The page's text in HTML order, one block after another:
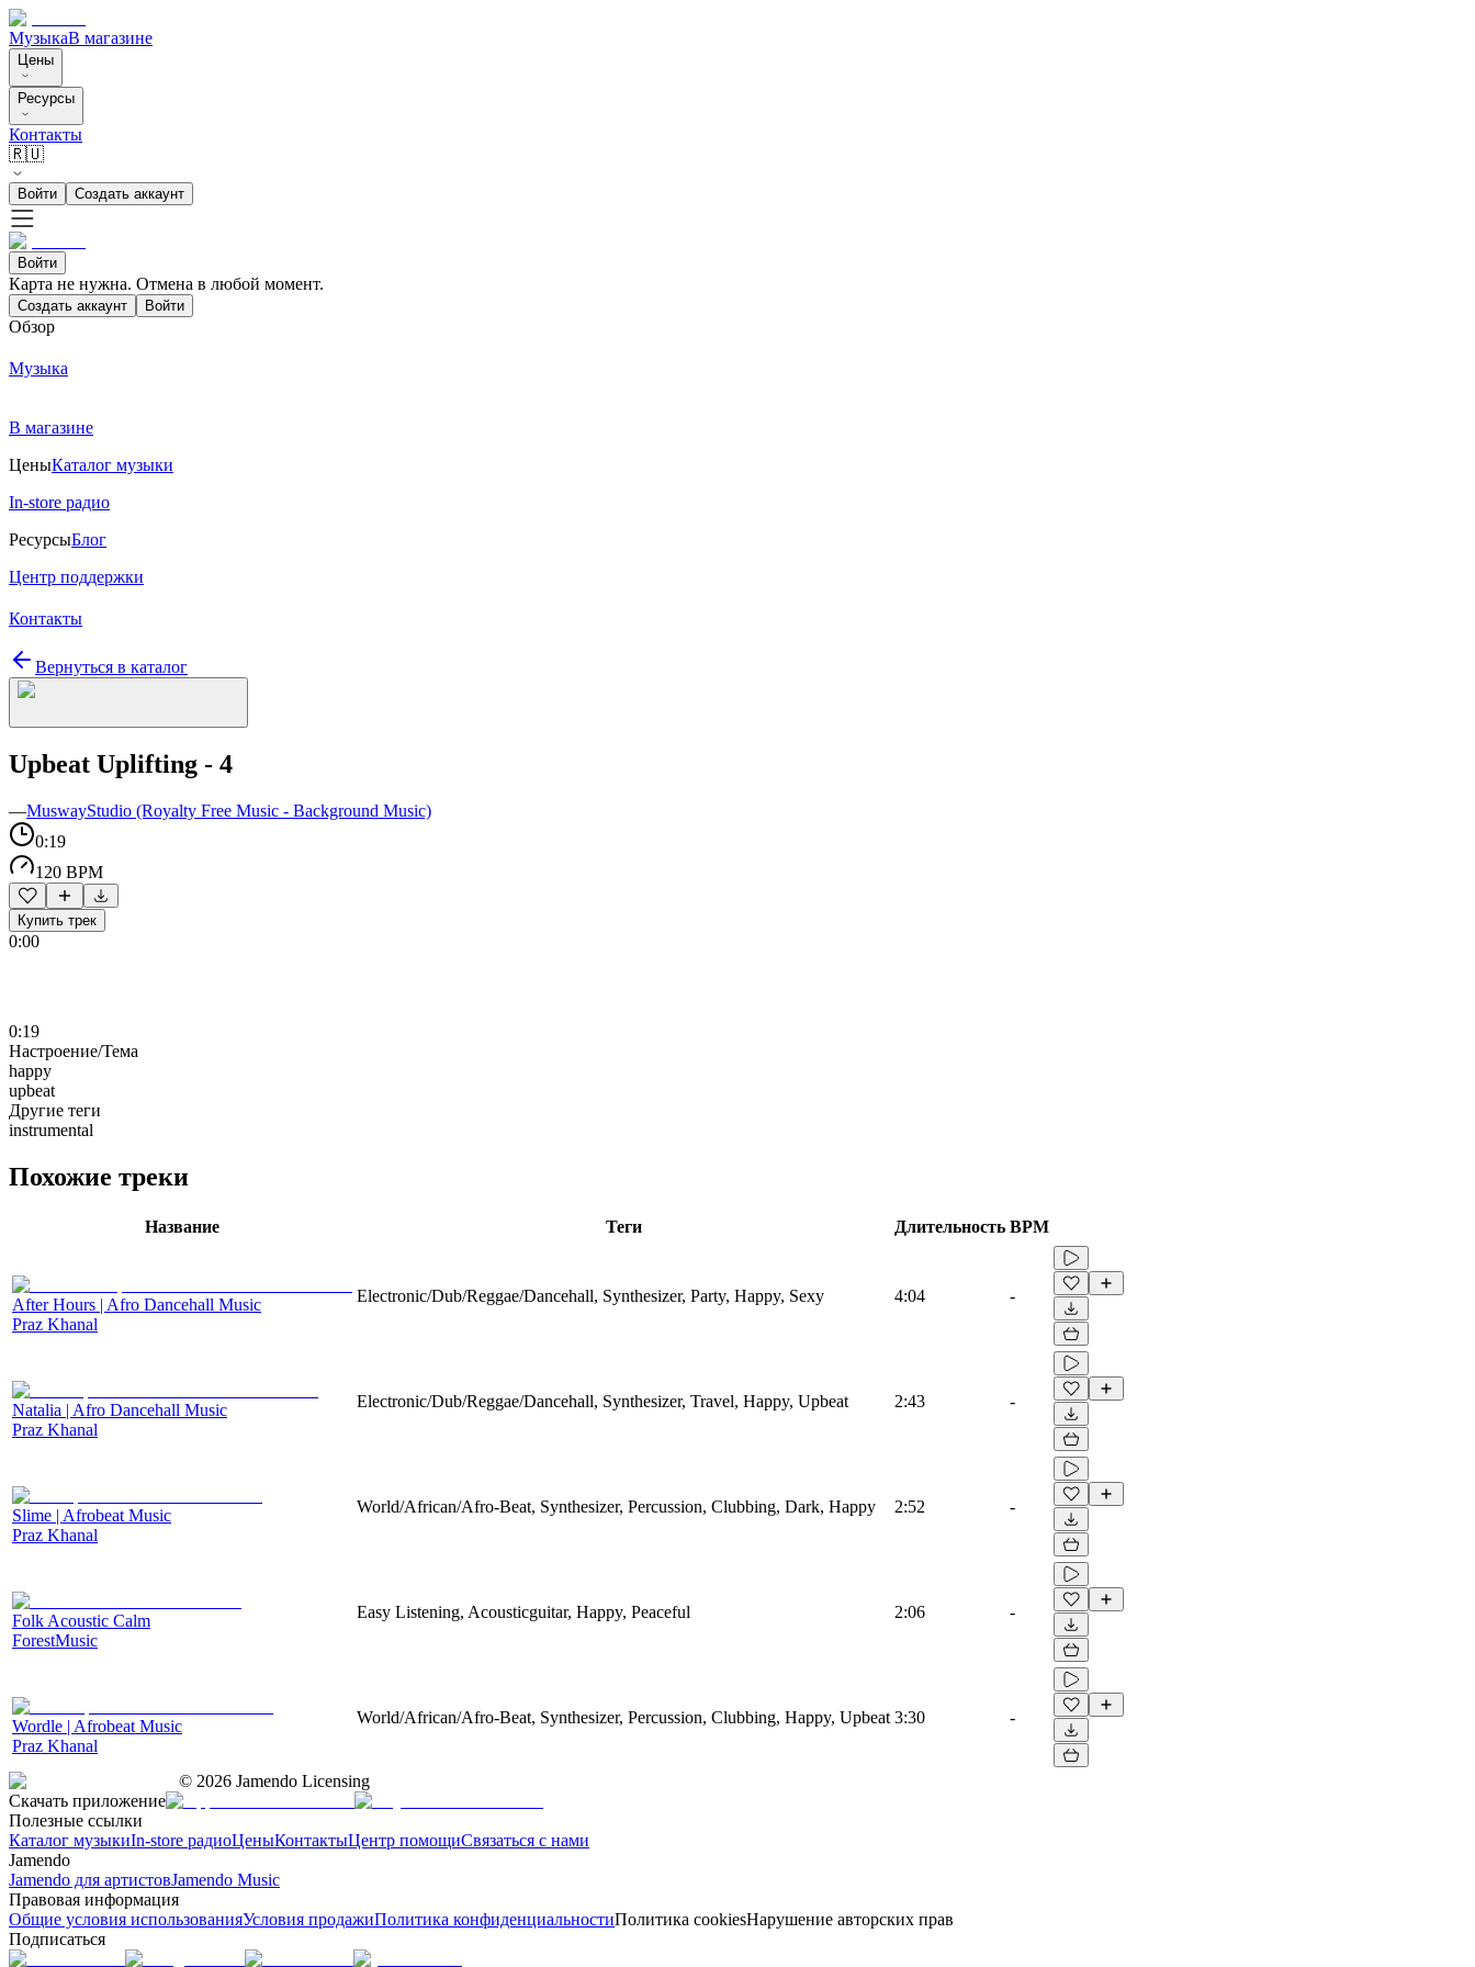
МузыкаВ магазине
Цены
Ресурсы
Контакты
🇷🇺
Войти Создать аккаунт
Войти
Карта не нужна. Отмена в любой момент.
Создать аккаунт Войти
Обзор
Музыка
В магазине
ЦеныКаталог музыки
In-store радио
РесурсыБлог
Центр поддержки
Контакты
Вернуться в каталог
Upbeat Uplifting - 4
—MuswayStudio (Royalty Free Music - Background Music)
0:19
120 BPM
Купить трек
0:00
0:19
Настроение/Тема
happy
upbeat
Другие теги
instrumental
Похожие треки
Название Теги Длительность BPM
After Hours | Afro Dancehall Music
Praz Khanal
Electronic/Dub/Reggae/Dancehall, Synthesizer, Party, Happy, Sexy 4:04 -
Natalia | Afro Dancehall Music
Praz Khanal
Electronic/Dub/Reggae/Dancehall, Synthesizer, Travel, Happy, Upbeat 2:43 -
Slime | Afrobeat Music
Praz Khanal
World/African/Afro-Beat, Synthesizer, Percussion, Clubbing, Dark, Happy 2:52 -
Folk Acoustic Calm
ForestMusic
Easy Listening, Acousticguitar, Happy, Peaceful 2:06 -
Wordle | Afrobeat Music
Praz Khanal
World/African/Afro-Beat, Synthesizer, Percussion, Clubbing, Happy, Upbeat 3:30 -
© 2026 Jamendo Licensing
Скачать приложение
Полезные ссылки
Каталог музыкиIn-store радиоЦеныКонтактыЦентр помощиСвязаться с нами
Jamendo
Jamendo для артистовJamendo Music
Правовая информация
Общие условия использованияУсловия продажиПолитика конфиденциальностиПолитика cookiesНарушение авторских прав
Подписаться